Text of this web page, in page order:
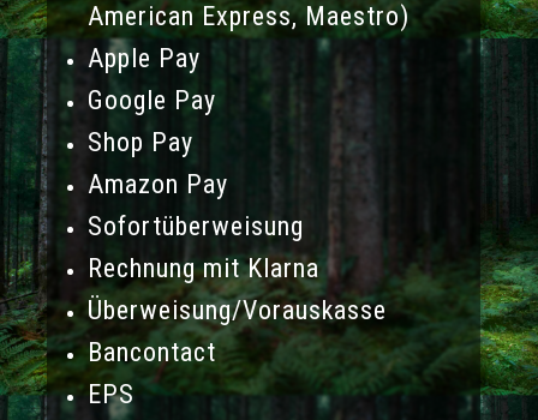
American Express, Maestro)
Apple Pay
Google Pay
Shop Pay
Amazon Pay
Sofortüberweisung
Rechnung mit Klarna
Überweisung/Vorauskasse
Bancontact
EPS